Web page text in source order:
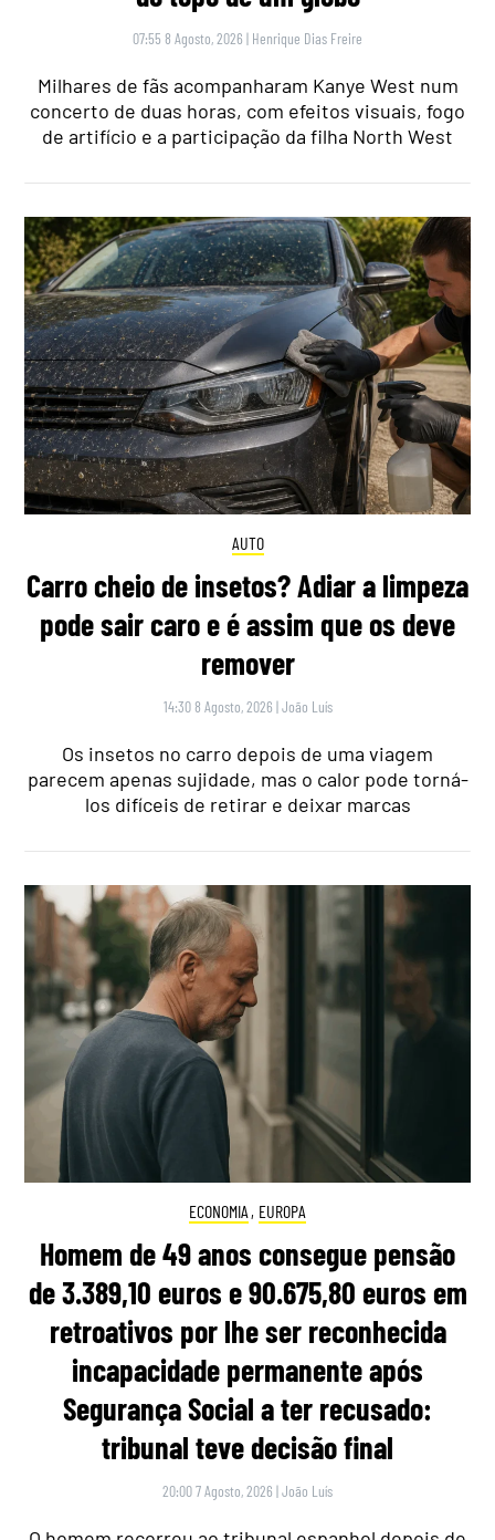
07:55 8 Agosto, 2026 | Henrique Dias Freire
Milhares de fãs acompanharam Kanye West num
concerto de duas horas, com efeitos visuais, fogo
de artifício e a participação da filha North West
AUTO
Carro cheio de insetos? Adiar a limpeza
pode sair caro e é assim que os deve
remover
14:30 8 Agosto, 2026 |João Luís
Os insetos no carro depois de uma viagem
parecem apenas sujidade, mas o calor pode torná-
los difíceis de retirar e deixar marcas
ECONOMIA , EUROPA
Homem de 49 anos consegue pensão
de 3.389,10 euros e 90.675,80 euros em
retroativos por lhe ser reconhecida
incapacidade permanente após
Segurança Social a ter recusado:
tribunal teve decisão final
20:00 7 Agosto, 2026 |João Luís